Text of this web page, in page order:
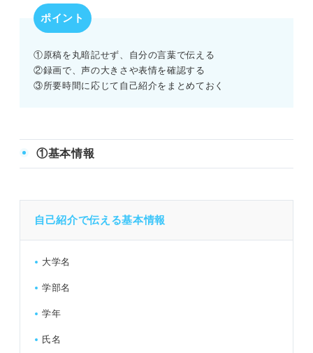
ポイント
①原稿を丸暗記せず、自分の言葉で伝える
②録画で、声の大きさや表情を確認する
③所要時間に応じて自己紹介をまとめておく
①基本情報
自己紹介で伝える基本情報
大学名
学部名
学年
氏名
自己PRや志望動機と差別化できていない
面接前に再確認！ 自己紹介時に意識したいポイント
身だしなみ
振る舞い
面接での自己紹介は必要な情報を簡潔にまとめてアピール
につなげよう